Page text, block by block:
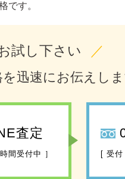
です。
試し下さい ／
迅速にお伝えしま
査定
間受付中 ］ [ 受